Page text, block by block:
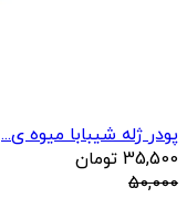
پودر ژله شیبابا میوه ی...
35,500 تومان
50,000